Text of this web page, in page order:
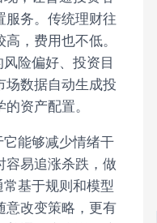
服务。传统理财往
，费用也不低。
险偏好、投资目
场数据自动生成投
资产配置。
能够减少情绪干
容易追涨杀跌，做
基于规则和模型
意改变策略，更有